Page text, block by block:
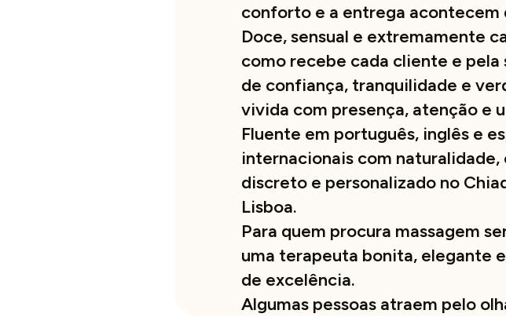
conforto e a entrega acontecem
Doce, sensual e extremamente
como recebe cada cliente e
de confiança, tranquilidade e
vivida com presença, atenção e
Fluente em português, inglês e
internacionais com
discreto e personalizado no
Lisboa.
Para quem procura massagem
uma terapeuta bonita, elegante
de excelência.
Algumas pessoas atraem pelo